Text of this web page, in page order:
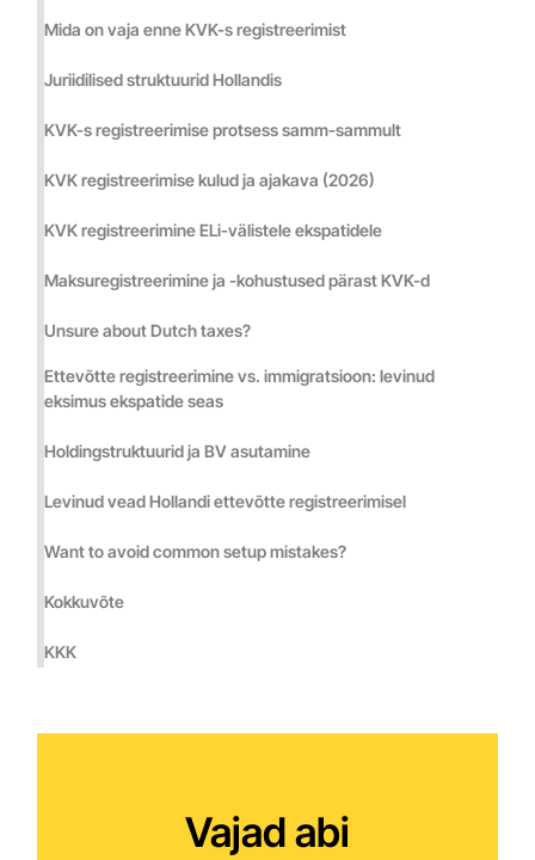
Mida on vaja enne KVK-s registreerimist
Juriidilised struktuurid Hollandis
KVK-s registreerimise protsess samm-sammult
KVK registreerimise kulud ja ajakava (2026)
KVK registreerimine ELi-välistele ekspatidele
Maksuregistreerimine ja -kohustused pärast KVK-d
Unsure about Dutch taxes?
Ettevõtte registreerimine vs. immigratsioon: levinud
eksimus ekspatide seas
Holdingstruktuurid ja BV asutamine
Levinud vead Hollandi ettevõtte registreerimisel
Want to avoid common setup mistakes?
Kokkuvõte
KKK
Vajad abi